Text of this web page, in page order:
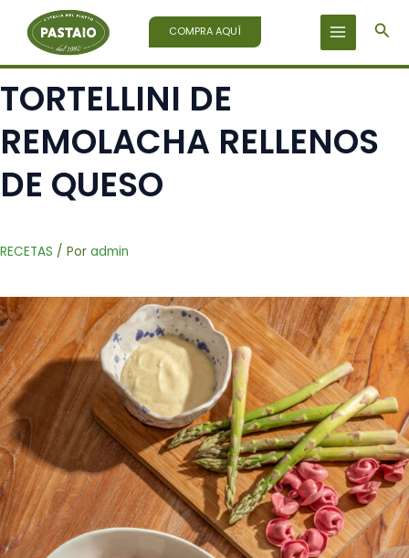
contenido
COMPRA AQUÍ
TORTELLINI DE
REMOLACHA RELLENOS
DE QUESO
RECETAS / Por admin